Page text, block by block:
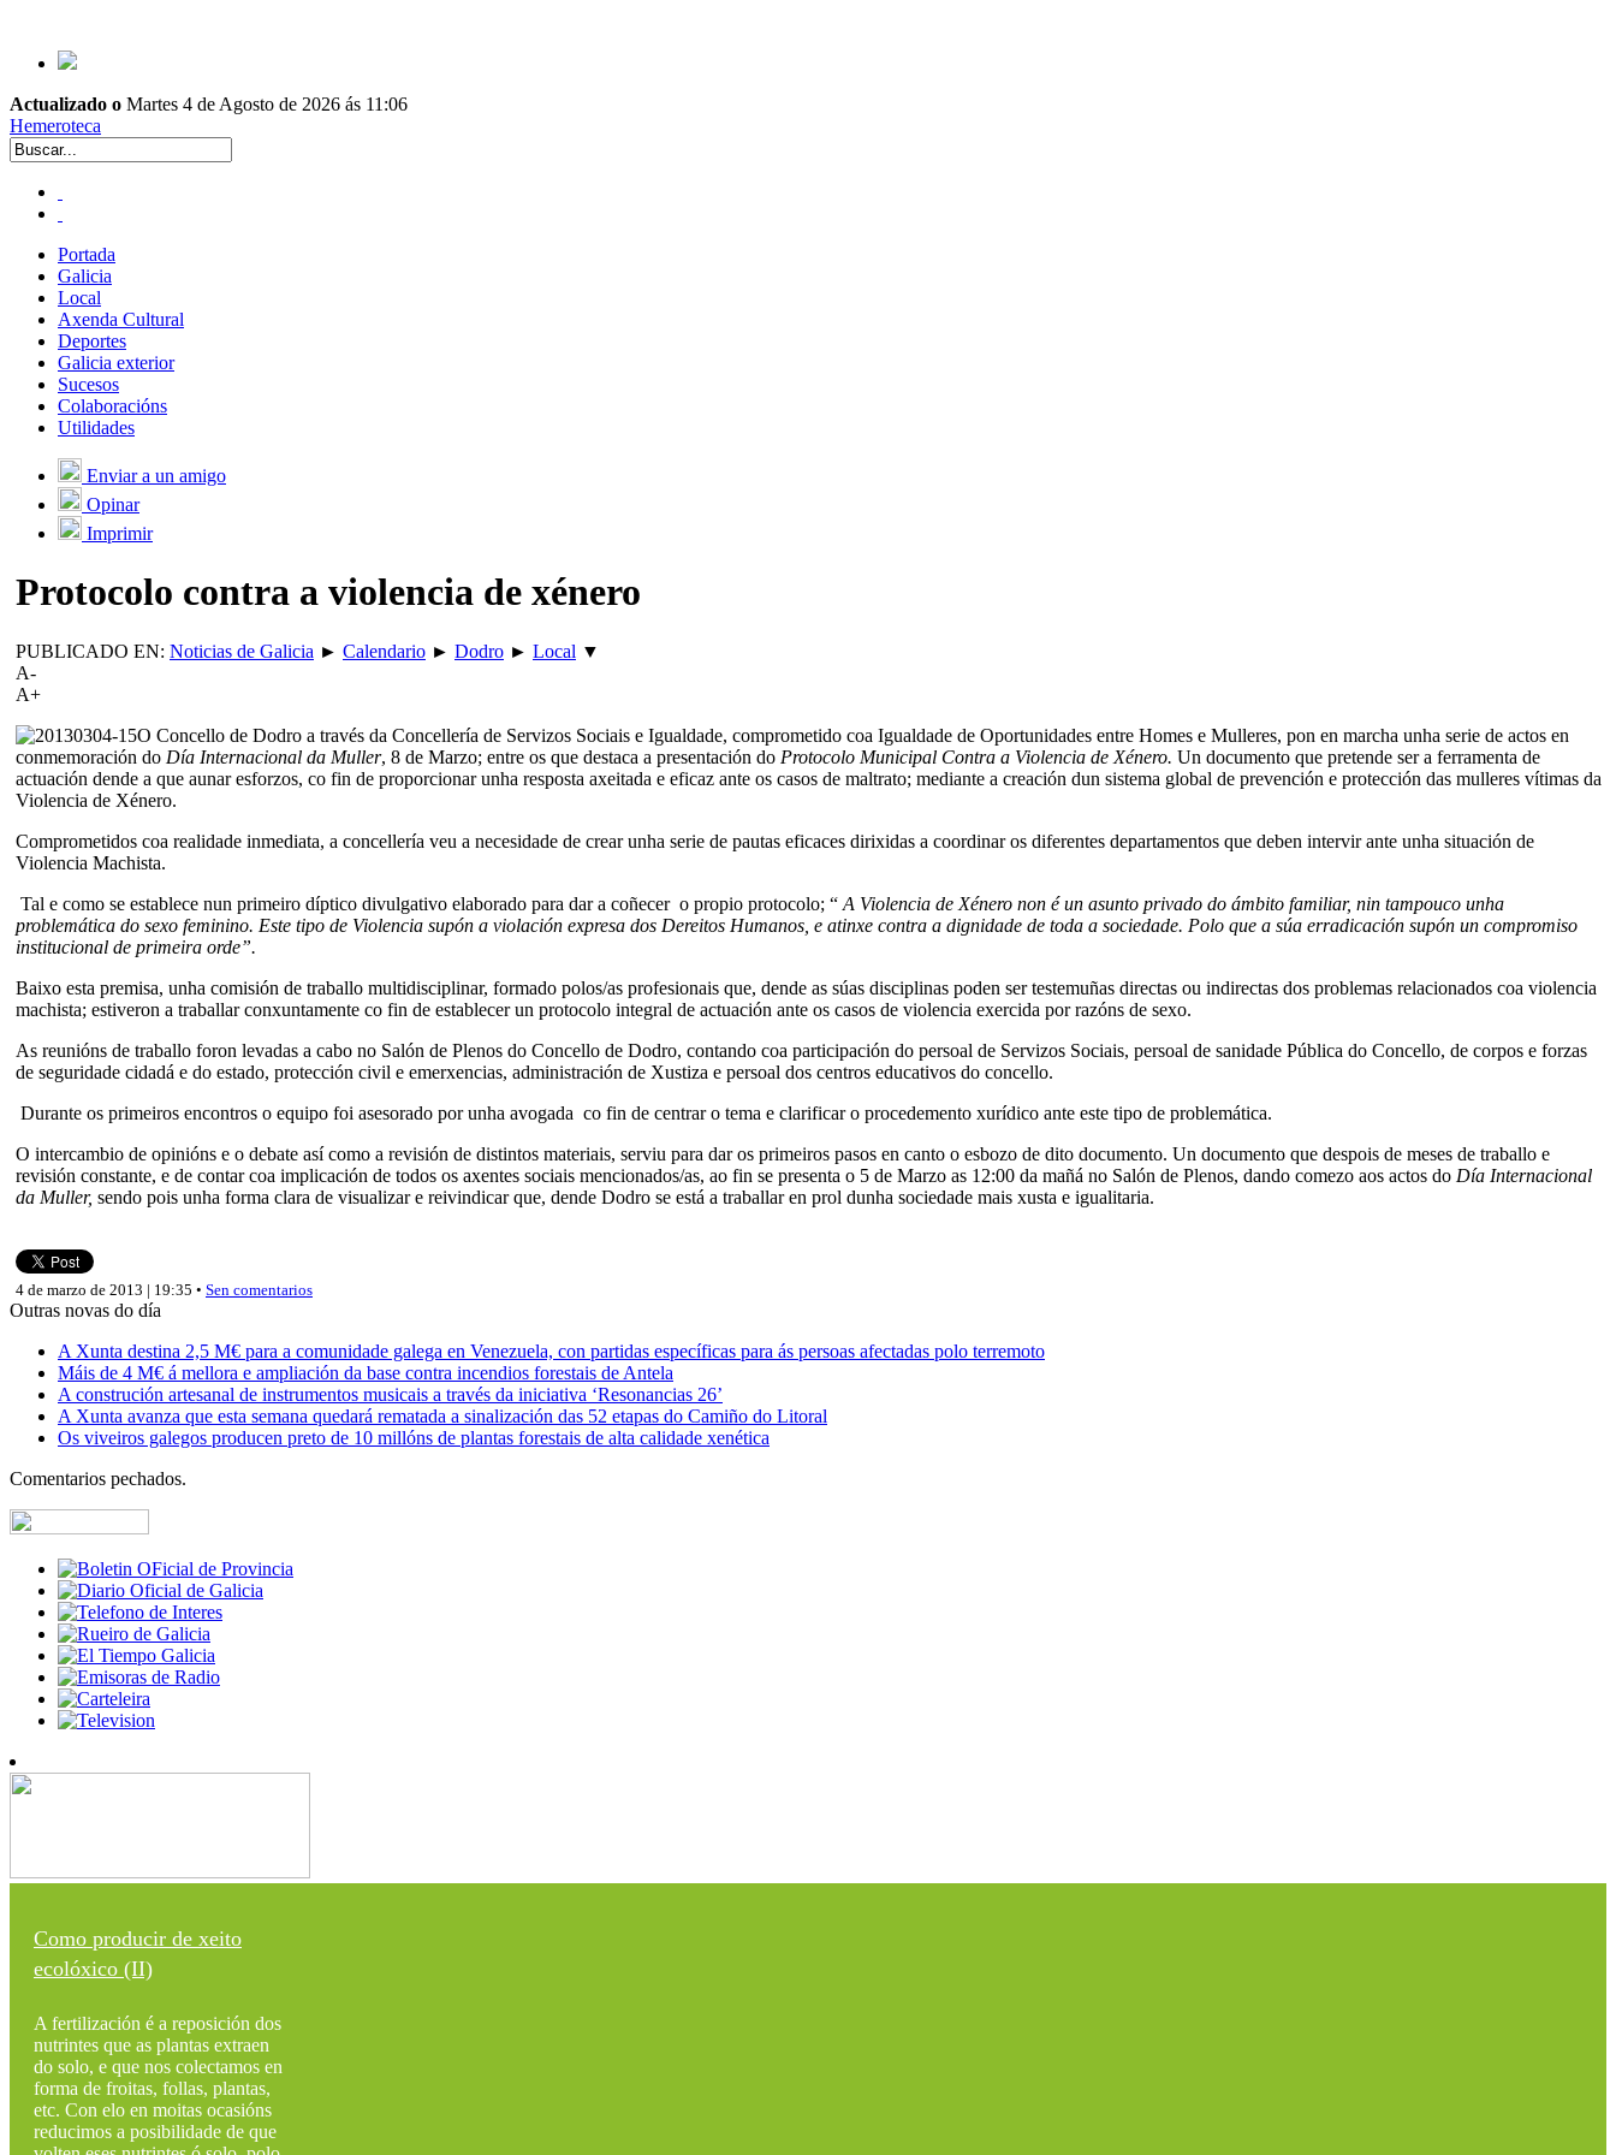
Actualizado o Martes 4 de Agosto de 2026 ás 11:06
Hemeroteca
Portada
Galicia
Local
Axenda Cultural
Deportes
Galicia exterior
Sucesos
Colaboracións
Utilidades
Enviar a un amigo
Opinar
Imprimir
Protocolo contra a violencia de xénero
PUBLICADO EN: Noticias de Galicia ► Calendario ► Dodro ► Local ▼
A-
A+
O Concello de Dodro a través da Concellería de Servizos Sociais e Igualdade, comprometido coa Igualdade de Oportunidades entre Homes e Mulleres, pon en marcha unha serie de actos en
conmemoración do Día Internacional da Muller, 8 de Marzo; entre os que destaca a presentación do Protocolo Municipal Contra a Violencia de Xénero. Un documento que pretende ser a ferramenta de
actuación dende a que aunar esforzos, co fin de proporcionar unha resposta axeitada e eficaz ante os casos de maltrato; mediante a creación dun sistema global de prevención e protección das mulleres vítimas da
Violencia de Xénero.
Comprometidos coa realidade inmediata, a concellería veu a necesidade de crear unha serie de pautas eficaces dirixidas a coordinar os diferentes departamentos que deben intervir ante unha situación de
Violencia Machista.
Tal e como se establece nun primeiro díptico divulgativo elaborado para dar a coñecer o propio protocolo; “ A Violencia de Xénero non é un asunto privado do ámbito familiar, nin tampouco unha
problemática do sexo feminino. Este tipo de Violencia supón a violación expresa dos Dereitos Humanos, e atinxe contra a dignidade de toda a sociedade. Polo que a súa erradicación supón un compromiso
institucional de primeira orde”.
Baixo esta premisa, unha comisión de traballo multidisciplinar, formado polos/as profesionais que, dende as súas disciplinas poden ser testemuñas directas ou indirectas dos problemas relacionados coa violencia
machista; estiveron a traballar conxuntamente co fin de establecer un protocolo integral de actuación ante os casos de violencia exercida por razóns de sexo.
As reunións de traballo foron levadas a cabo no Salón de Plenos do Concello de Dodro, contando coa participación do persoal de Servizos Sociais, persoal de sanidade Pública do Concello, de corpos e forzas
de seguridade cidadá e do estado, protección civil e emerxencias, administración de Xustiza e persoal dos centros educativos do concello.
Durante os primeiros encontros o equipo foi asesorado por unha avogada co fin de centrar o tema e clarificar o procedemento xurídico ante este tipo de problemática.
O intercambio de opinións e o debate así como a revisión de distintos materiais, serviu para dar os primeiros pasos en canto o esbozo de dito documento. Un documento que despois de meses de traballo e
revisión constante, e de contar coa implicación de todos os axentes sociais mencionados/as, ao fin se presenta o 5 de Marzo as 12:00 da mañá no Salón de Plenos, dando comezo aos actos do Día Internacional
da Muller, sendo pois unha forma clara de visualizar e reivindicar que, dende Dodro se está a traballar en prol dunha sociedade mais xusta e igualitaria.
4 de marzo de 2013 | 19:35 • Sen comentarios
Outras novas do día
A Xunta destina 2,5 M€ para a comunidade galega en Venezuela, con partidas específicas para ás persoas afectadas polo terremoto
Máis de 4 M€ á mellora e ampliación da base contra incendios forestais de Antela
A construción artesanal de instrumentos musicais a través da iniciativa ‘Resonancias 26’
A Xunta avanza que esta semana quedará rematada a sinalización das 52 etapas do Camiño do Litoral
Os viveiros galegos producen preto de 10 millóns de plantas forestais de alta calidade xenética
Comentarios pechados.
Como producir de xeito
ecolóxico (II)
A fertilización é a reposición dos
nutrintes que as plantas extraen
do solo, e que nos colectamos en
forma de froitas, follas, plantas,
etc. Con elo en moitas ocasións
reducimos a posibilidade de que